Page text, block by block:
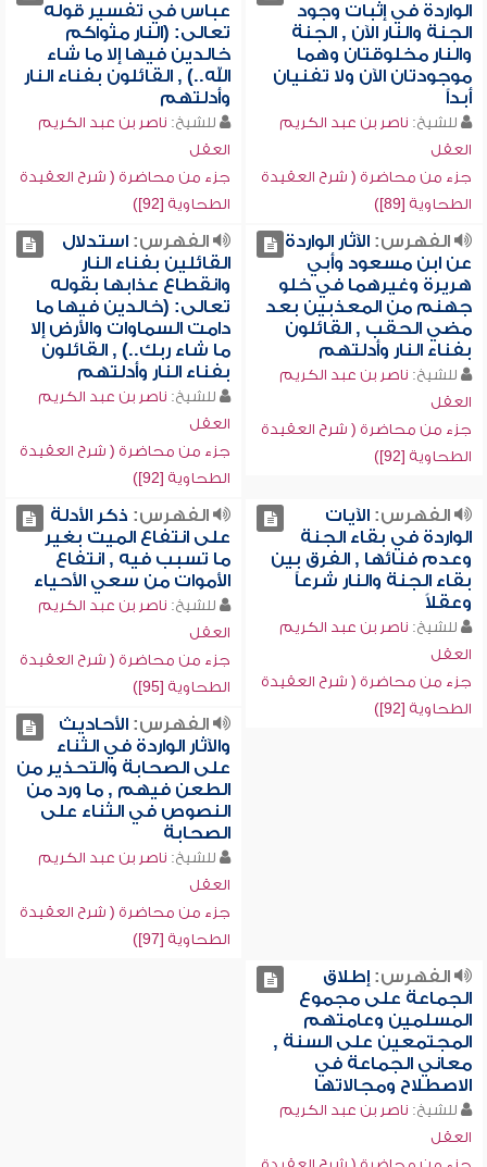
الواردة في إثبات وجود
الجنة والنار الآن , الجنة
والنار مخلوقتان وهما
موجودتان الآن ولا تفنيان
أبداً
للشيخ: ناصر بن عبد الكريم
العقل
جزء من محاضرة ( شرح العقيدة
الطحاوية [89])
عباس في تفسير قوله
تعالى: (النار مثواكم
خالدين فيها إلا ما شاء
الله..) , القائلون بفناء النار
وأدلتهم
للشيخ: ناصر بن عبد الكريم
العقل
جزء من محاضرة ( شرح العقيدة
الطحاوية [92])
الفهرس:الآثار الواردة
عن ابن مسعود وأبي
هريرة وغيرهما في خلو
جهنم من المعذبين بعد
مضي الحقب , القائلون
بفناء النار وأدلتهم
للشيخ: ناصر بن عبد الكريم
العقل
جزء من محاضرة ( شرح العقيدة
الطحاوية [92])
الفهرس:استدلال
القائلين بفناء النار
وانقطاع عذابها بقوله
تعالى: (خالدين فيها ما
دامت السماوات والأرض إلا
ما شاء ربك..) , القائلون
بفناء النار وأدلتهم
للشيخ: ناصر بن عبد الكريم
العقل
جزء من محاضرة ( شرح العقيدة
الطحاوية [92])
الفهرس:الآيات
الواردة في بقاء الجنة
وعدم فنائها , الفرق بين
بقاء الجنة والنار شرعاً
وعقلاً
للشيخ: ناصر بن عبد الكريم
العقل
جزء من محاضرة ( شرح العقيدة
الطحاوية [92])
الفهرس: ذكر الأدلة
على انتفاع الميت بغير
ما تسبب فيه , انتفاع
الأموات من سعي الأحياء
للشيخ: ناصر بن عبد الكريم
العقل
جزء من محاضرة ( شرح العقيدة
الطحاوية [95])
الفهرس:الأحاديث
والآثار الواردة في الثناء
على الصحابة والتحذير من
الطعن فيهم , ما ورد من
النصوص في الثناء على
الصحابة
للشيخ: ناصر بن عبد الكريم
العقل
جزء من محاضرة ( شرح العقيدة
الطحاوية [97])
الفهرس:إطلاق
الجماعة على مجموع
المسلمين وعامتهم
المجتمعين على السنة ,
معاني الجماعة في
الاصطلاح ومجالاتها
للشيخ: ناصر بن عبد الكريم
العقل